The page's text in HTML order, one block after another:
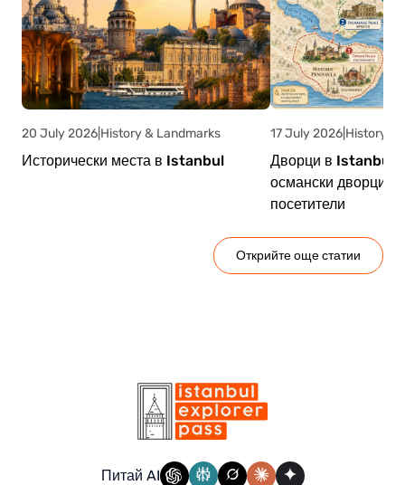
Открийте още статии
20 July 2026 History & Landmarks
Исторически места в Istanbul
17 July 2026 History &
Дворци в Istanbul:
османски дворци и
посетители
Питай AI